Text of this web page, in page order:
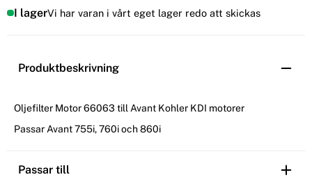
I lagerVi har varan i vårt eget lager redo att skickas
Produktbeskrivning
Oljefilter Motor 66063 till Avant Kohler KDI motorer
Passar Avant 755i, 760i och 860i
Passar till